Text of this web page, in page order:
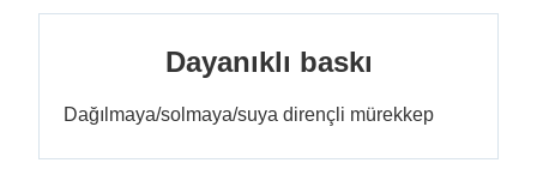
Dayanıklı baskı
Dağılmaya/solmaya/suya dirençli mürekkep